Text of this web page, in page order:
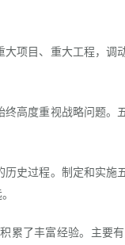
目、重大工程，调
度重视战略问题。
过程。制定和实施
了丰富经验。主要